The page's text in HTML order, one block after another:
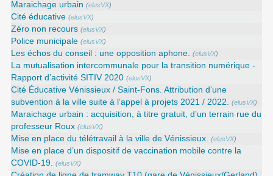
Maraichage urbain (elusVX)
Cité éducative (elusVX)
Zéro non recours (elusVX)
Police municipale (elusVX)
Les échos du conseil : une opposition aphone. (elusVX)
La mutualisation intercommunale pour la transition numérique -
Rapport d’activité SITIV 2020 (elusVX)
Cité Éducative Vénissieux / Saint-Fons. Attribution d’une
subvention à la ville suite à l’appel à projets 2021 / 2022. (elusVX)
Maraichage urbain : acquisition, à titre gratuit, d’un terrain rue du
professeur Roux (elusVX)
Mise en place du télétravail à la ville de Vénissieux. (elusVX)
Mise en place d’un dispositif de vaccination mobile contre la
COVID-19. (elusVX)